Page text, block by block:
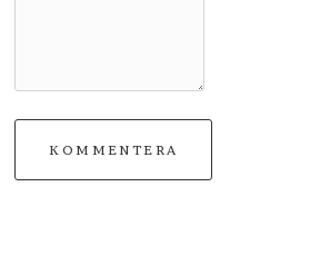
KOMMENTERA